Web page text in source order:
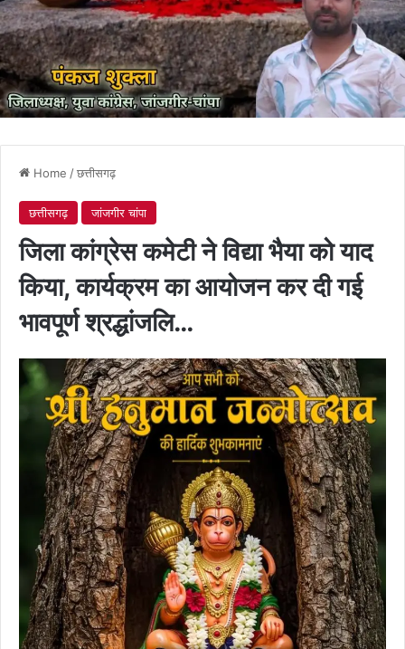
Home /छत्तीसगढ़
छत्तीसगढ़ जांजगीर चांपा
जिला कांग्रेस कमेटी ने विद्या भैया को याद
किया, कार्यक्रम का आयोजन कर दी गई
भावपूर्ण श्रद्धांजलि…